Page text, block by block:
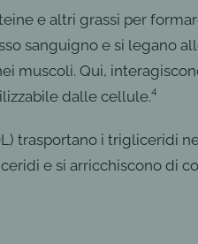
e altri grassi per
sanguigno e si legano
muscoli. Qui,
dalle cellule.⁴
trasportano i trigliceridi
e si arricchiscono di